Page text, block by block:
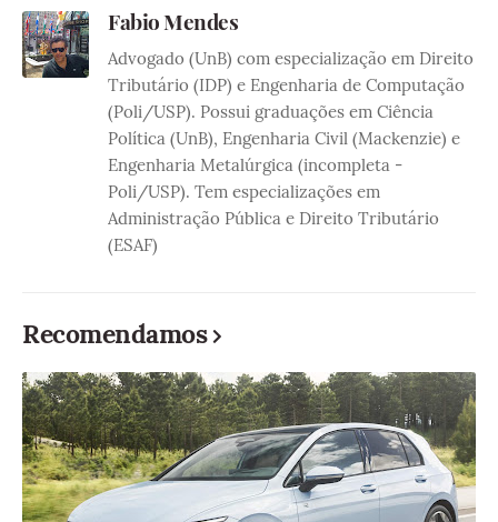
Fabio Mendes
Advogado (UnB) com especialização em Direito
Tributário (IDP) e Engenharia de Computação
(Poli/USP). Possui graduações em Ciência
Política (UnB), Engenharia Civil (Mackenzie) e
Engenharia Metalúrgica (incompleta -
Poli/USP). Tem especializações em
Administração Pública e Direito Tributário
(ESAF)
Recomendamos